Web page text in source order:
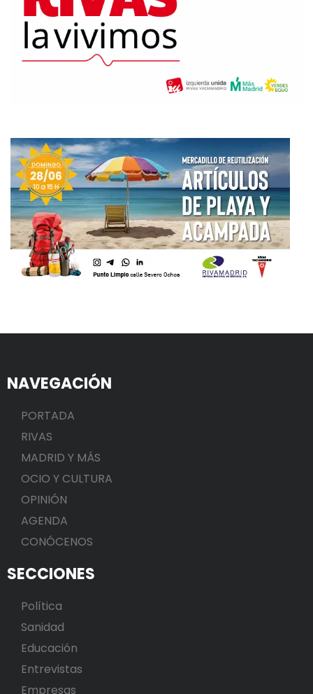
NAVEGACIÓN
PORTADA
RIVAS
MADRID Y MÁS
OCIO Y CULTURA
OPINIÓN
AGENDA
CONÓCENOS
SECCIONES
Política
Sanidad
Educación
Entrevistas
Empresas